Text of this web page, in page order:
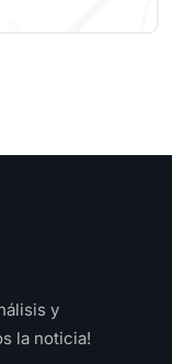
y
la noticia!